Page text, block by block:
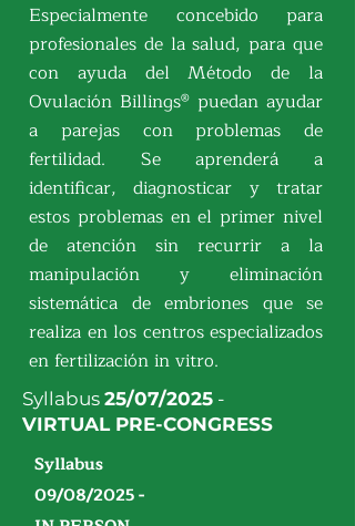
Especialmente concebido para
profesionales de la salud, para que
con ayuda del Método de la
Ovulación Billings® puedan ayudar
a parejas con problemas de
fertilidad. Se aprenderá a
identificar, diagnosticar y tratar
estos problemas en el primer nivel
de atención sin recurrir a la
manipulación y eliminación
sistemática de embriones que se
realiza en los centros especializados
en fertilización in vitro.
Syllabus 25/07/2025 -
VIRTUAL PRE-CONGRESS
Syllabus
09/08/2025 -